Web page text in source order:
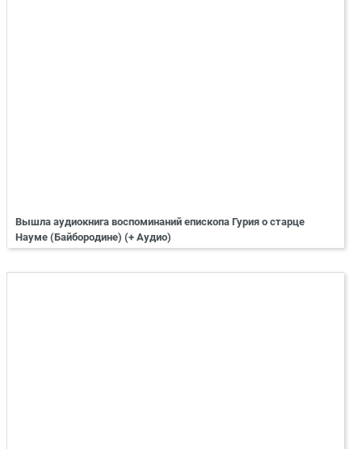
Вышла аудиокнига воспоминаний епископа Гурия о старце
Науме (Байбородине) (+ Аудио)